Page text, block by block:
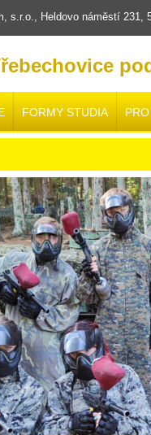
s.r.o., Heldovo náměstí 231,
FORMY STUDIA